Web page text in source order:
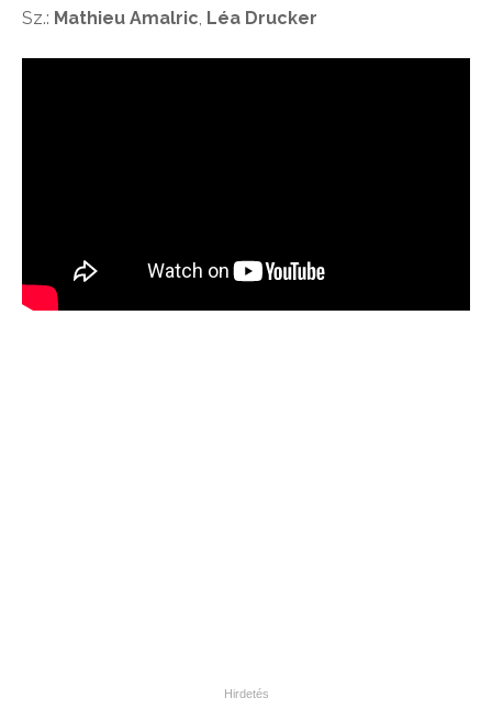
Sz.: Mathieu Amalric, Léa Drucker